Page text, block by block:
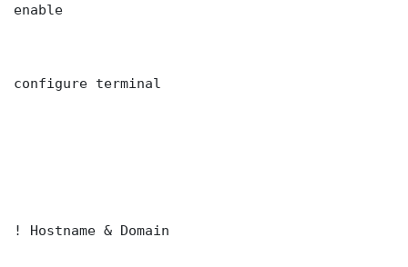
enable
configure terminal
! Hostname & Domain